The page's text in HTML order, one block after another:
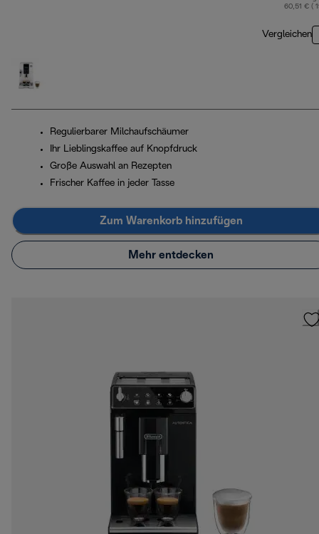
60,51 € (
Vergleichen
Regulierbarer Milchaufschäumer
Ihr Lieblingskaffee auf Knopfdruck
Große Auswahl an Rezepten
Frischer Kaffee in jeder Tasse
Zum Warenkorb hinzufügen
Mehr entdecken